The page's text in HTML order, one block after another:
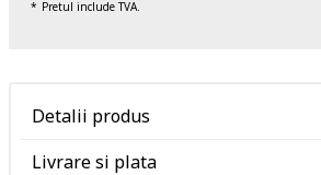
Pretul include TVA.
Detalii produs
Livrare si plata